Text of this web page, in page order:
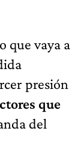
que vaya a
presión
que
del